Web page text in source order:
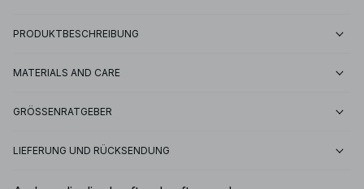
PRODUKTBESCHREIBUNG
MATERIALS AND CARE
GRÖSSENRATGEBER
LIEFERUNG UND RÜCKSENDUNG